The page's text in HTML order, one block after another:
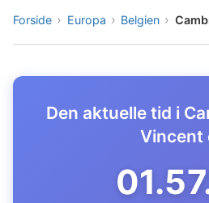
Forside Europa Belgien
Den aktuelle tid i
Vincent